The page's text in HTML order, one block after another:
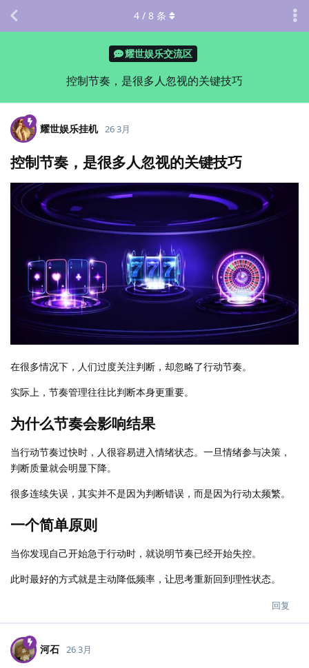
耀世娱乐交流区
控制节奏，是很多人忽视的关键技巧
4 / 8 条
耀世娱乐挂机 26 3月
控制节奏，是很多人忽视的关键技巧
在很多情况下，人们过度关注判断，却忽略了行动节奏。
实际上，节奏管理往往比判断本身更重要。
为什么节奏会影响结果
当行动节奏过快时，人很容易进入情绪状态。一旦情绪参与决策，
判断质量就会明显下降。
很多连续失误，其实并不是因为判断错误，而是因为行动太频繁。
一个简单原则
当你发现自己开始急于行动时，就说明节奏已经开始失控。
此时最好的方式就是主动降低频率，让思考重新回到理性状态。
回复
河石 26 3月